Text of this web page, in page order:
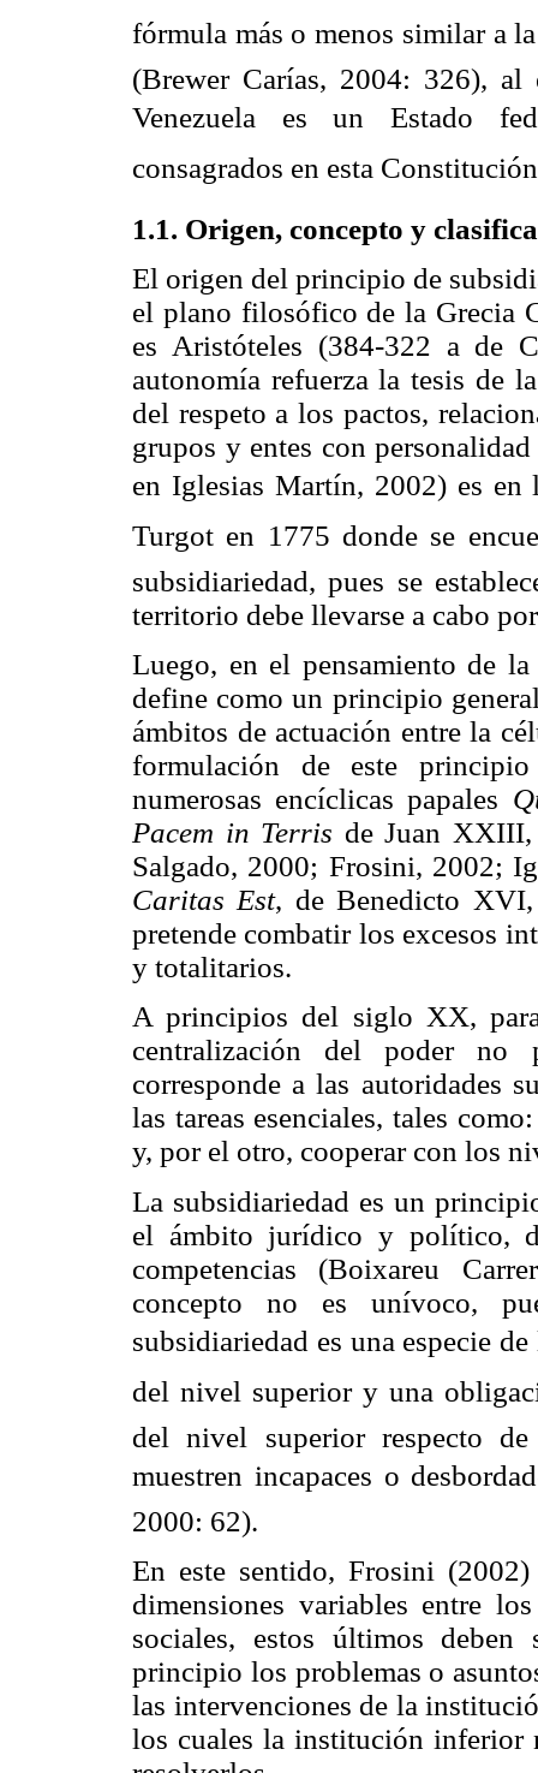
fórmula más o menos similar a
(Brewer Carías, 2004: 326),
Venezuela es un Estado
consagrados en esta
1.1. Origen, concepto y
El origen del principio de
el plano filosófico de la Grecia
es Aristóteles (384-322 a de
autonomía refuerza la tesis de
del respeto a los pactos,
grupos y entes con
en Iglesias Martín, 2002) es en
Turgot en 1775 donde se
subsidiariedad, pues se
territorio debe llevarse a cabo
Luego, en el pensamiento de
define como un principio
ámbitos de actuación entre la
formulación de este
numerosas encíclicas papales
Pacem in Terris de Juan
Salgado, 2000; Frosini, 2002;
Caritas Est, de Benedicto
pretende combatir los excesos
y totalitarios.
A principios del siglo XX,
centralización del poder no
corresponde a las autoridades
las tareas esenciales, tales
y, por el otro, cooperar con los
La subsidiariedad es un
el ámbito jurídico y político,
competencias (Boixareu
concepto no es unívoco,
subsidiariedad es una especie
del nivel superior y una
del nivel superior respecto
muestren incapaces o
2000: 62).
En este sentido, Frosini
dimensiones variables entre
sociales, estos últimos deben
principio los problemas o
las intervenciones de la
los cuales la institución inferior